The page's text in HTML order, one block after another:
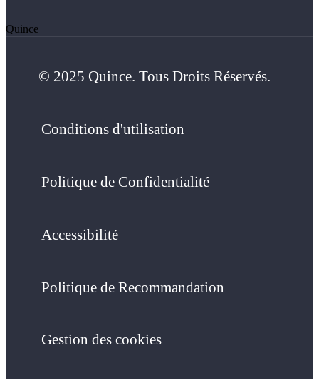
Quince
© 2025 Quince. Tous Droits Réservés.
Conditions d'utilisation
Politique de Confidentialité
Accessibilité
Politique de Recommandation
Gestion des cookies